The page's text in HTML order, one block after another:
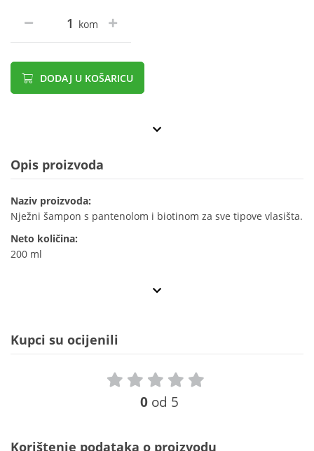
kom
DODAJ U KOŠARICU
Opis proizvoda
Naziv proizvoda:
Nježni šampon s pantenolom i biotinom za sve tipove vlasišta.
Neto količina:
200 ml
Kupci su ocijenili
0 od 5
Korištenje podataka o proizvodu